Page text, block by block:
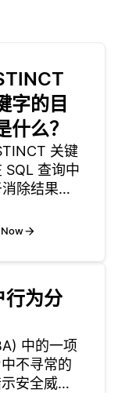
字的目
什么？
关键
SQL 查询中
除结果集
库中检索
个行在选
况。
保只返回唯
，使得分
示不同值
Now
行为分
中的一项
不寻常的
安全威胁